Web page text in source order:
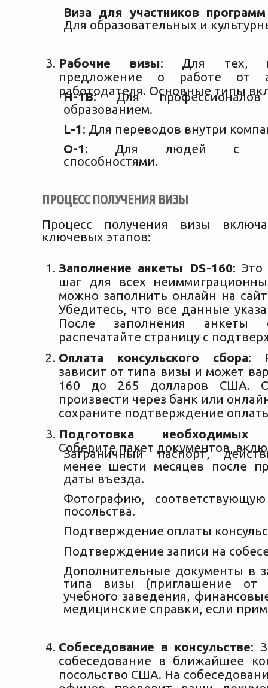
Виза для участников
Для образовательных и
Рабочие визы: Для тех,
предложение о работе от
работодателя. Основные типы
H-1B: Для
образованием.
L-1: Для переводов внутри
O-1: Для людей с
способностями.
ПРОЦЕСС ПОЛУЧЕНИЯ ВИЗЫ
Процесс получения визы
ключевых этапов:
Заполнение анкеты DS-160: Это
шаг для всех
можно заполнить онлайн на
Убедитесь, что все данные
После заполнения анкеты
распечатайте страницу с
Оплата консульского сбора:
зависит от типа визы и может
160 до 265 долларов США.
произвести через банк или
сохраните подтверждение
Подготовка необходимых
Соберите пакет документов,
Заграничный паспорт,
менее шести месяцев после
даты въезда.
Фотографию,
посольства.
Подтверждение оплаты
Подтверждение записи на
Дополнительные документы в
типа визы (приглашение от
учебного заведения,
медицинские справки, если
Собеседование в консульстве:
собеседование в ближайшее
посольство США. На